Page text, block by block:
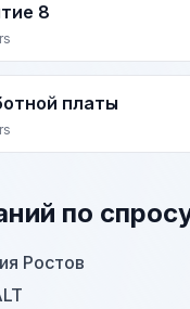
8
платы
по
Ростов